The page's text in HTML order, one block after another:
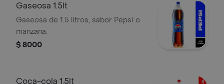
Gaseosa 1.5lt
Gaseosa de 1.5 litros, sabor Pepsi o
manzana.
$ 8000
Coca-cola 1.5lt